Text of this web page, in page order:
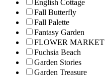
English Cottage
Fall Butterfly
Fall Palette
Fantasy Garden
FLOWER MARKET
Fuchsia Beach
Garden Stories
Garden Treasure